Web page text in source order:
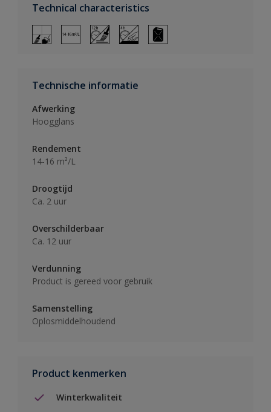
Technical characteristics
Technische informatie
Afwerking
Hoogglans
Rendement
14-16 m²/L
Droogtijd
Ca. 2 uur
Overschilderbaar
Ca. 12 uur
Verdunning
Product is gereed voor gebruik
Samenstelling
Oplosmiddelhoudend
Product kenmerken
Winterkwaliteit